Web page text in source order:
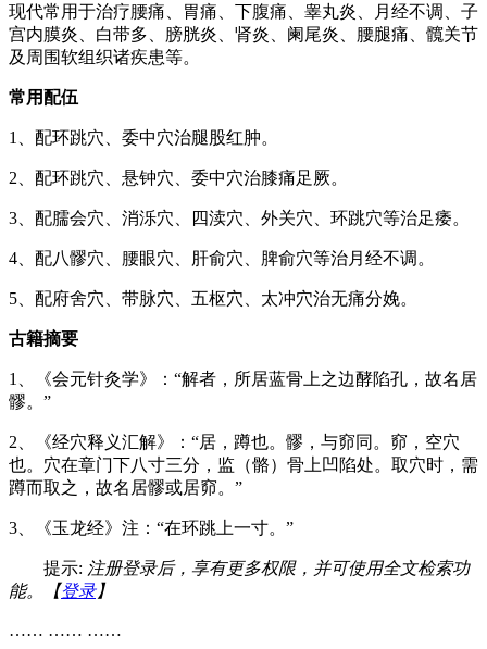
现代常用于治疗腰痛、胃痛、下腹痛、睾丸炎、月经不调、子
宫内膜炎、白带多、膀胱炎、肾炎、阑尾炎、腰腿痛、髖关节
及周围软组织诸疾患等。
常用配伍
1、配环跳穴、委中穴治腿股红肿。
2、配环跳穴、悬钟穴、委中穴治膝痛足厥。
3、配臑会穴、消泺穴、四渎穴、外关穴、环跳穴等治足痿。
4、配八髎穴、腰眼穴、肝俞穴、脾俞穴等治月经不调。
5、配府舍穴、带脉穴、五枢穴、太冲穴治无痛分娩。
古籍摘要
1、《会元针灸学》：“解者，所居蓝骨上之边酵陷孔，故名居
髎。”
2、《经穴释义汇解》：“居，蹲也。髎，与窌同。窌，空穴
也。穴在章门下八寸三分，监（骼）骨上凹陷处。取穴时，需
蹲而取之，故名居髎或居窌。”
3、《玉龙经》注：“在环跳上一寸。”
提示: 注册登录后，享有更多权限，并可使用全文检索功
能。【登录】
…… …… ……